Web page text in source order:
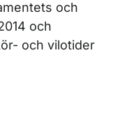
och
och
och vilotider